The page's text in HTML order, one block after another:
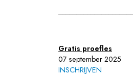
Gratis proefles
07 september 2025
INSCHRIJVEN